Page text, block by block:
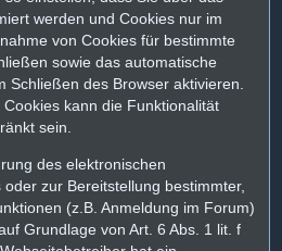
werden und Cookies nur im
von Cookies für bestimmte
sowie das automatische
Schließen des Browser aktivieren.
kann die Funktionalität
sein.
des elektronischen
zur Bereitstellung bestimmter,
(z.B. Anmeldung im Forum)
Grundlage von Art. 6 Abs. 1 lit. f